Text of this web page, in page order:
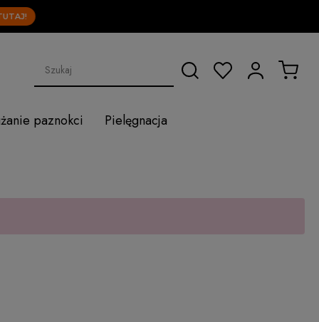
paznokci Pielęgnacja